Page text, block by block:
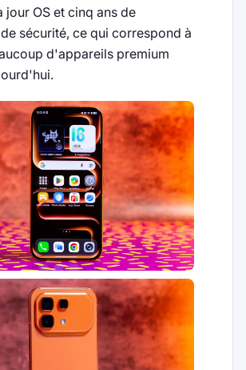
jour OS et cinq ans de
sécurité, ce qui correspond à
d'appareils premium